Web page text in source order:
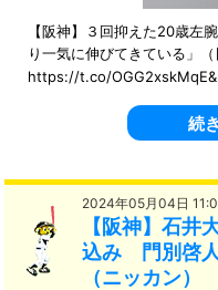
【阪神】３回抑えた20歳左
り一気に伸びてきている」（
https://t.co/
続
2024年05月04日
【阪神】石井
込み 門別啓
（ニッカン）